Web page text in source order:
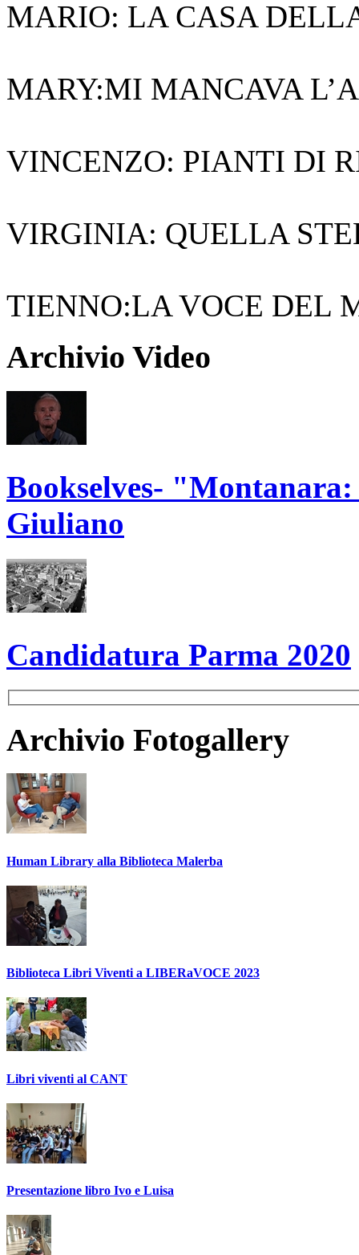
MARIO: LA CASA
MARY:MI MANCAVA
VINCENZO: PIANTI DI
VIRGINIA: QUELLA
TIENNO:LA VOCE DEL
Archivio Video
Bookselves-
Giuliano
Candidatura Parma 2020
Archivio Fotogallery
Human Library alla Biblioteca Malerba
Biblioteca Libri Viventi a LIBERaVOCE 2023
Libri viventi al CANT
Presentazione libro Ivo e Luisa